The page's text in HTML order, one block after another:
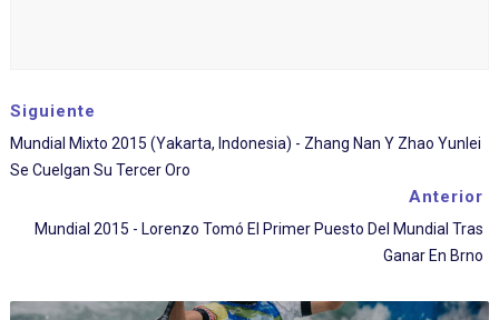
Siguiente
Mundial Mixto 2015 (Yakarta, Indonesia) - Zhang Nan Y Zhao Yunlei
Se Cuelgan Su Tercer Oro
Anterior
Mundial 2015 - Lorenzo Tomó El Primer Puesto Del Mundial Tras
Ganar En Brno